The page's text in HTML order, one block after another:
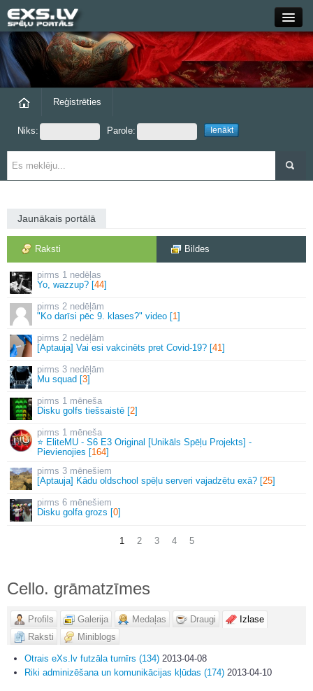
Close
Forums
Grupas
Reģistrēties
Niks: Parole:
Jaunākais portālā
Raksti Bildes
1 nedēļas
Yo, wazzup? [44]
2 nedēļām
"Ko darīsi pēc 9. klases?" video [1]
2 nedēļām
[Aptauja] Vai esi vakcinēts pret Covid-19? [41]
3 nedēļām
Mu squad [3]
1 mēneša
Disku golfs tiešsaistē [2]
1 mēneša
⭐ EliteMU - S6 E3 Original [Unikāls Spēļu Projekts] -
Pievienojies [164]
3 mēnešiem
[Aptauja] Kādu oldschool spēļu serveri vajadzētu exā? [25]
6 mēnešiem
Disku golfa grozs [0]
1 2 3 4 5
Cello. grāmatzīmes
Profils Galerija Medaļas Draugi
Izlase
Raksti
Miniblogs
Otrais eXs.lv futzāla turnīrs (134) 2013-04-08
Riki adminizēšana un komunikācijas kļūdas (174) 2013-04-10